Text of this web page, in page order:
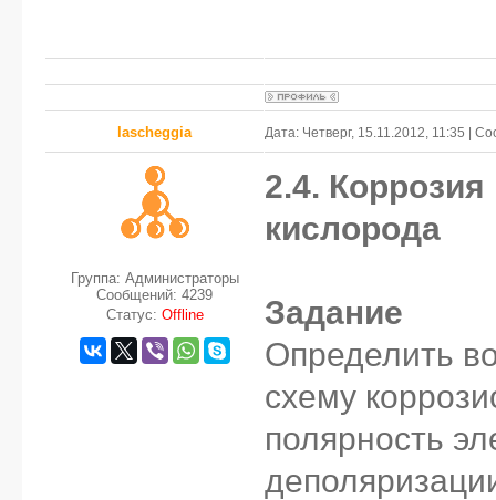
lascheggia Дата: Четверг, 15.11.2012, 11:35 |
Группа: Администраторы
Сообщений: 4239
Статус: Offline
2.4.
кислорода
Задание
Определить
схему
полярность